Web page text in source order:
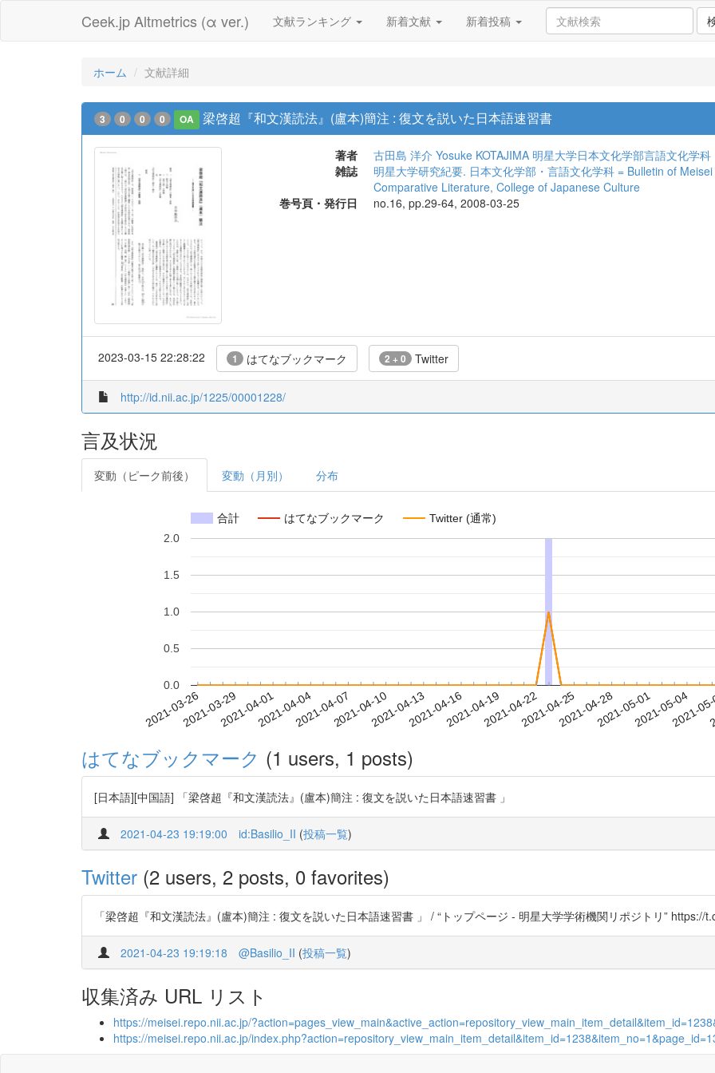
Ceek.jp Altmetrics (α ver.) 文献ランキング 新着文献 新着投稿
ホーム 文献詳細
3 0 0 0 OA 梁啓超『和文漢読法』(盧本)簡注 : 復文を説いた日本語速習書
著者 古田島 洋介 Yosuke KOTAJIMA 明星大学日本文化学部言語文化学科
雑誌
明星大学研究紀要. 日本文化学部・言語文化学科 = Bulletin of
Comparative Literature, College of Japanese Culture
巻号頁・発行日
no.16, pp.29-64, 2008-03-25
2023-03-15 22:28:22 1 はてなブックマーク 2 + 0 Twitter
http://id.nii.ac.jp/1225/00001228/
言及状況
変動（ピーク前後） 変動（月別） 分布
合計 はてなブックマーク Twitter (通常)
2021-03-262021-03-292021-04-012021-04-042021-04-072021-04-102021-04-132021-04-162021-04-192021-04-222021-04-252021-04-282021-05-012021-05-04
2021-
0.0
0.5
1.0
1.5
2.0
はてなブックマーク (1 users, 1 posts)
[日本語][中国語] 「梁啓超『和文漢読法』(盧本)簡注 : 復文を説いた日本語速習書 」
2021-04-23 19:19:00 id:Basilio_II (投稿一覧)
Twitter (2 users, 2 posts, 0 favorites)
「梁啓超『和文漢読法』(盧本)簡注 : 復文を説いた日本語速習書 」 / “トップページ - 明星大学学術機関リポジトリ” https://
2021-04-23 19:19:18 @Basilio_II (投稿一覧)
収集済み URL リスト
https://meisei.repo.nii.ac.jp/
https://meisei.repo.nii.ac.jp/